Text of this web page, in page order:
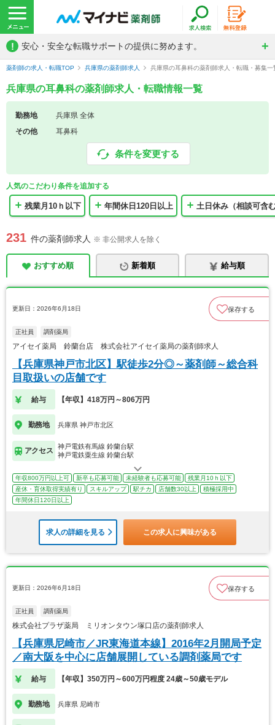
! 安心・安全な転職サポートの提供に努めます。
薬剤師の求人・転職TOP 兵庫県の薬剤師求人 兵庫県の耳鼻科の薬剤師求人・転職・募集一
兵庫県の耳鼻科の薬剤師求人・転職情報一覧
勤務地
兵庫県 全体
その他
耳鼻科
条件を変更する
人気のこだわり条件を追加する
残業月10ｈ以下 年間休日120日以上 土日休み（相談可含
231 件の薬剤師求人 ※ 非公開求人を除く
おすすめ順 新着順 給与順
更新日：2026年6月18日 保存する
正社員 調剤薬局
アイセイ薬局 鈴蘭台店 株式会社アイセイ薬局の薬剤師求人
【兵庫県神戸市北区】駅徒歩2分◎～薬剤師～総合科
目取扱いの店舗です
給与 【年収】418万円～806万円
勤務地 兵庫県 神戸市北区
アクセス
神戸電鉄有馬線 鈴蘭台駅
神戸電鉄粟生線 鈴蘭台駅
年収800万円以上可 新卒も応募可能 未経験者も応募可能
残業月10ｈ以下
産休・育休取得実績有り
スキルアップ 駅チカ 店舗数30以上
積極採用中
年間休日120日以上
求人の詳細を見る この求人に興味がある
更新日：2026年6月18日 保存する
正社員 調剤薬局
株式会社プラザ薬局 ミリオンタウン塚口店の薬剤師求人
【兵庫県尼崎市／JR東海道本線】2016年2月開局予定
／南大阪を中心に店舗展開している調剤薬局です
給与 【年収】350万円～600万円程度 24歳～50歳モデル
勤務地 兵庫県 尼崎市